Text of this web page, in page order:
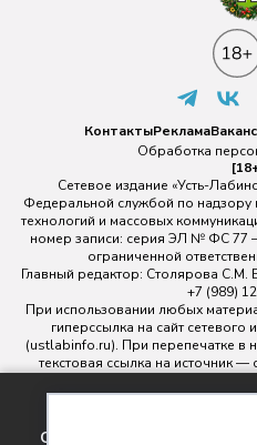
соглашаетесь с
КонтактыРеклама
Обработка
Сетевое издание «Усть-
Федеральной службой по
технологий и массовых
номер записи: серия ЭЛ № ФС 77
ограниченной
Главный редактор: Столярова С.М.
+7 (989)
При использовании любых
гиперссылка на сайт
(ustlabinfo.ru). При перепечатке в
текстовая ссылка на источник —
Использование фото- и